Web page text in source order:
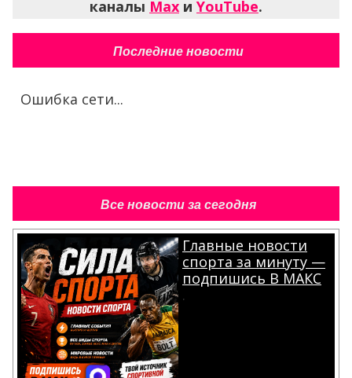
каналы Max и YouTube.
Последние новости
Ошибка сети...
Все новости за сегодня
Главные новости
спорта за минуту —
подпишись В МАКС
.